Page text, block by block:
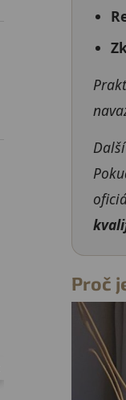
Proč